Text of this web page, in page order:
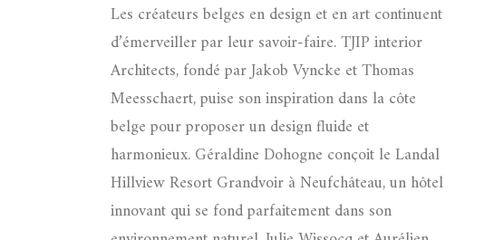
Les créateurs belges en design et en art continuent
d’émerveiller par leur savoir-faire. TJIP interior
Architects, fondé par Jakob Vyncke et Thomas
Meesschaert, puise son inspiration dans la côte
belge pour proposer un design fluide et
harmonieux. Géraldine Dohogne conçoit le Landal
Hillview Resort Grandvoir à Neufchâteau, un hôtel
innovant qui se fond parfaitement dans son